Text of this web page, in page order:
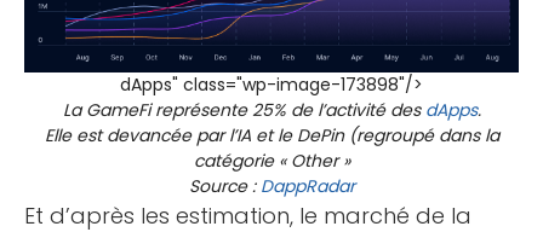
dApps" class="wp-image-173898"/>
La GameFi représente 25% de l’activité des dApps.
Elle est devancée par l’IA et le DePin (regroupé dans la
catégorie « Other »
Source : DappRadar
Et d’après les estimation, le marché de la